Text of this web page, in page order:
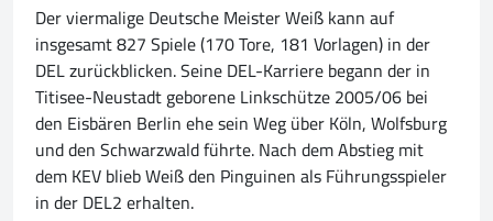
Der viermalige Deutsche Meister Weiß kann auf
insgesamt 827 Spiele (170 Tore, 181 Vorlagen) in der
DEL zurückblicken. Seine DEL-Karriere begann der in
Titisee-Neustadt geborene Linkschütze 2005/06 bei
den Eisbären Berlin ehe sein Weg über Köln, Wolfsburg
und den Schwarzwald führte. Nach dem Abstieg mit
dem KEV blieb Weiß den Pinguinen als Führungsspieler
in der DEL2 erhalten.